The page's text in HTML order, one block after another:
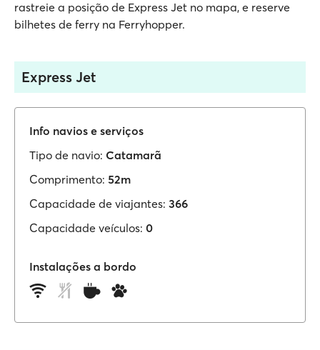
rastreie a posição de Express Jet no mapa, e reserve
bilhetes de ferry na Ferryhopper.
Express Jet
Info navios e serviços
Tipo de navio: Catamarã
Comprimento: 52m
Capacidade de viajantes: 366
Capacidade veículos: 0
Instalações a bordo